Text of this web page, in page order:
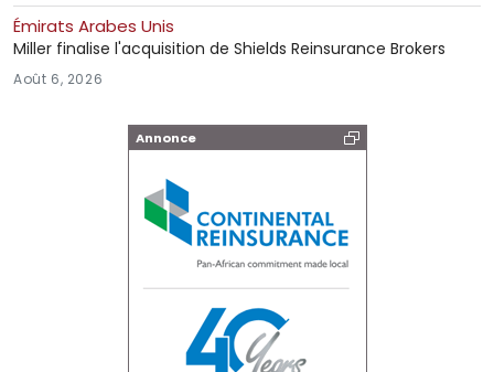
Émirats Arabes Unis
Miller finalise l'acquisition de Shields Reinsurance Brokers
Août 6, 2026
Annonce